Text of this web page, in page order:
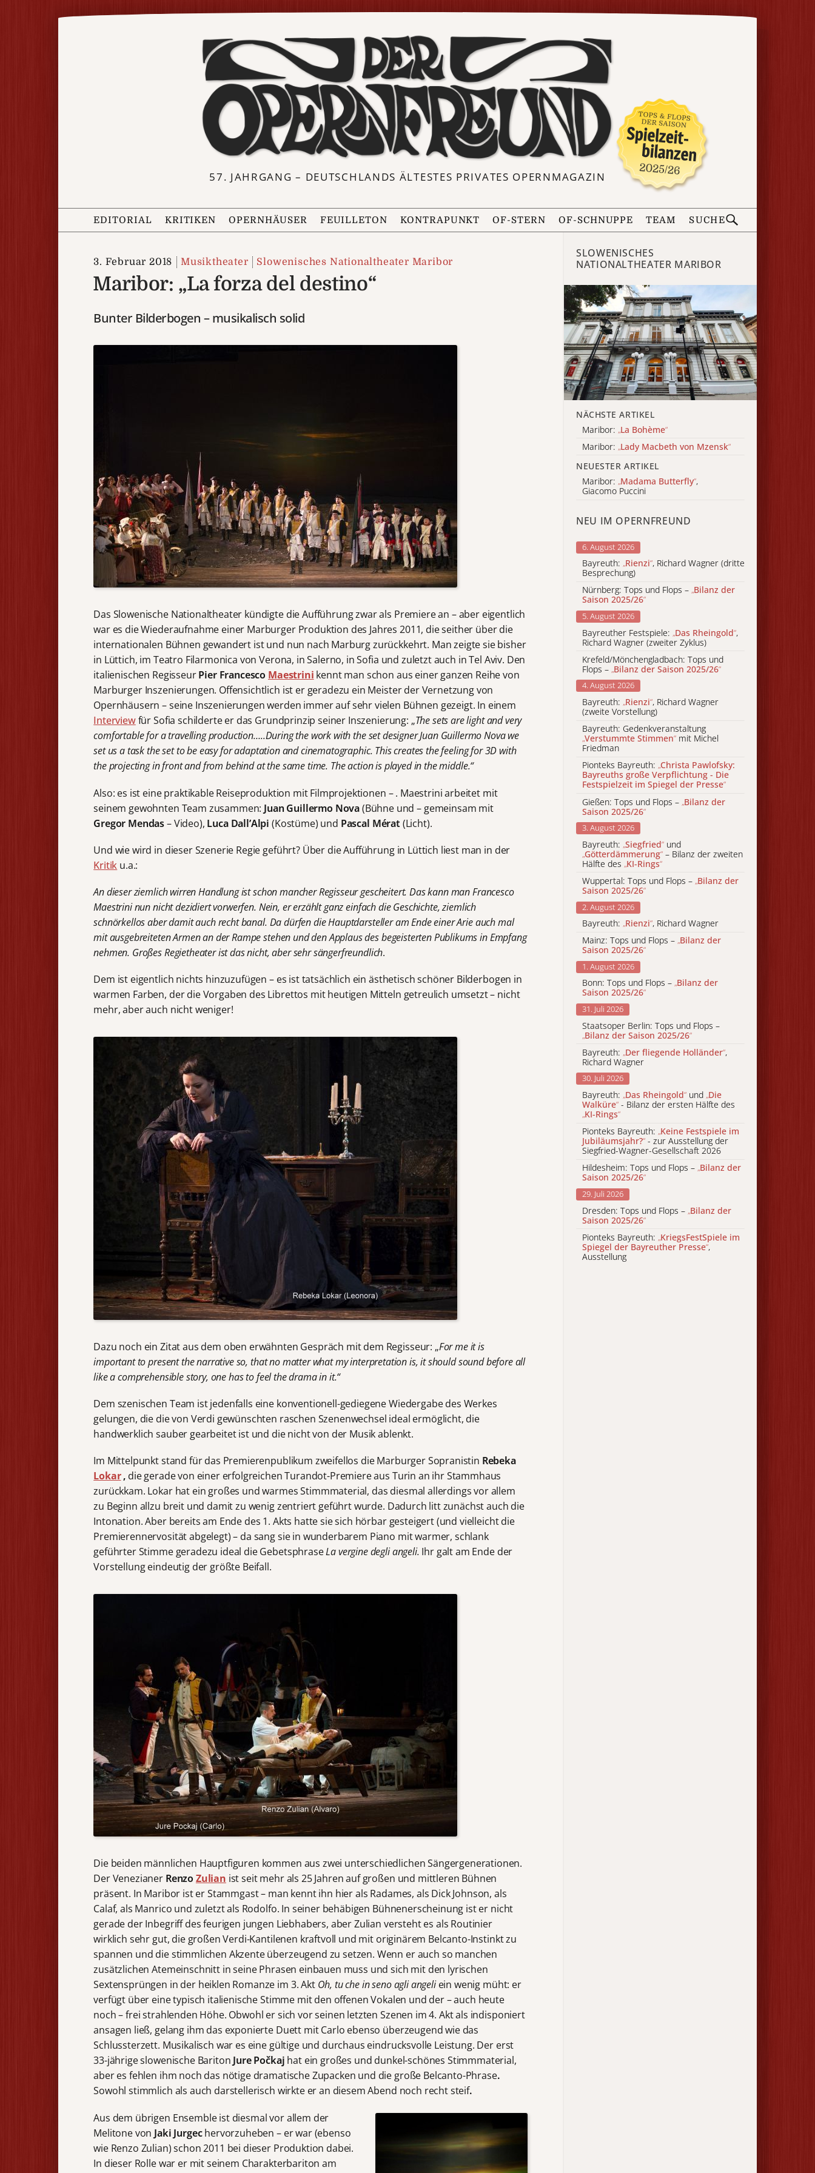
57. JAHRGANG – DEUTSCHLANDS ÄLTESTES PRIVATES OPERNMAGAZIN
EDITORIAL KRITIKEN OPERNHÄUSER FEUILLETON KONTRAPUNKT OF-STERN OF-SCHNUPPE TEAM SUCHE
3. Februar 2018 Musiktheater Slowenisches Nationaltheater Maribor
Maribor: „La forza del destino“
Bunter Bilderbogen – musikalisch solid
Das Slowenische Nationaltheater kündigte die Aufführung zwar als Premiere an – aber eigentlich
war es die Wiederaufnahme einer Marburger Produktion des Jahres 2011, die seither über die
internationalen Bühnen gewandert ist und nun nach Marburg zurückkehrt. Man zeigte sie bisher
in Lüttich, im Teatro Filarmonica von Verona, in Salerno, in Sofia und zuletzt auch in Tel Aviv. Den
italienischen RegisseurPier Francesco Maestrini kennt man schon aus einer ganzen Reihe von
Marburger Inszenierungen. Offensichtlich ist er geradezu ein Meister der Vernetzung von
Opernhäusern – seine Inszenierungen werden immer auf sehr vielen Bühnen gezeigt. In einem
Interviewfür Sofia schilderte er das Grundprinzip seiner Inszenierung: „The sets are light and very
comfortable for a travelling production…..During the work with the set designer Juan Guillermo Nova we
set us a task the set to be easy for adaptation and cinematographic. This creates the feeling for 3D with
the projecting in front and from behind at the same time. The action is played in the middle.“
Also: es ist eine praktikable Reiseproduktion mit Filmprojektionen – . Maestrini arbeitet mit
seinem gewohnten Team zusammen: Juan Guillermo Nova(Bühne und – gemeinsam mit
Gregor Mendas– Video), Luca Dall’Alpi (Kostüme) und Pascal Mérat(Licht).
Und wie wird in dieser Szenerie Regie geführt? Über die Aufführung in Lüttich liest man in der
Kritik u.a.:
An dieser ziemlich wirren Handlung ist schon mancher Regisseur gescheitert. Das kann man Francesco
Maestrini nun nicht dezidiert vorwerfen. Nein, er erzählt ganz einfach die Geschichte, ziemlich
schnörkellos aber damit auch recht banal. Da dürfen die Hauptdarsteller am Ende einer Arie auch mal
mit ausgebreiteten Armen an der Rampe stehen und den Applaus des begeisterten Publikums in Empfang
nehmen. Großes Regietheater ist das nicht, aber sehr sängerfreundlich.
Dem ist eigentlich nichts hinzuzufügen – es ist tatsächlich ein ästhetisch schöner Bilderbogen in
warmen Farben, der die Vorgaben des Librettos mit heutigen Mitteln getreulich umsetzt – nicht
mehr, aber auch nicht weniger!
Dazu noch ein Zitat aus dem oben erwähnten Gespräch mit dem Regisseur: „For me it is
important to present the narrative so, that no matter what my interpretation is, it should sound before all
like a comprehensible story, one has to feel the drama in it.“
Dem szenischen Team ist jedenfalls eine konventionell-gediegene Wiedergabe des Werkes
gelungen, die die von Verdi gewünschten raschen Szenenwechsel ideal ermöglicht, die
handwerklich sauber gearbeitet ist und die nicht von der Musik ablenkt.
Im Mittelpunkt stand für das Premierenpublikum zweifellos die Marburger Sopranistin Rebeka
Lokar, die gerade von einer erfolgreichen Turandot-Premiere aus Turin an ihr Stammhaus
zurückkam. Lokar hat ein großes und warmes Stimmmaterial, das diesmal allerdings vor allem
zu Beginn allzu breit und damit zu wenig zentriert geführt wurde. Dadurch litt zunächst auch die
Intonation. Aber bereits am Ende des 1. Akts hatte sie sich hörbar gesteigert (und vielleicht die
Premierennervosität abgelegt) – da sang sie in wunderbarem Piano mit warmer, schlank
geführter Stimme geradezu ideal die GebetsphraseLa vergine degli angeli. Ihr galt am Ende der
Vorstellung eindeutig der größte Beifall.
Die beiden männlichen Hauptfiguren kommen aus zwei unterschiedlichen Sängergenerationen.
Der Venezianer Renzo Zulian ist seit mehr als 25 Jahren auf großen und mittleren Bühnen
präsent. In Maribor ist er Stammgast – man kennt ihn hier als Radames, als Dick Johnson, als
Calaf, als Manrico und zuletzt als Rodolfo. In seiner behäbigen Bühnenerscheinung ist er nicht
gerade der Inbegriff des feurigen jungen Liebhabers, aber Zulian versteht es als Routinier
wirklich sehr gut, die großen Verdi-Kantilenen kraftvoll und mit originärem Belcanto-Instinkt zu
spannen und die stimmlichen Akzente überzeugend zu setzen. Wenn er auch so manchen
zusätzlichen Atemeinschnitt in seine Phrasen einbauen muss und sich mit den lyrischen
Sextensprüngen in der heiklen Romanze im 3. Akt Oh, tu che in seno agli angeliein wenig müht: er
verfügt über eine typisch italienische Stimme mit den offenen Vokalen und der – auch heute
noch – frei strahlenden Höhe. Obwohl er sich vor seinen letzten Szenen im 4. Akt als indisponiert
ansagen ließ, gelang ihm das exponierte Duett mit Carlo ebenso überzeugend wie das
Schlussterzett. Musikalisch war es eine gültige und durchaus eindrucksvolle Leistung. Der erst
33-jährige slowenische Bariton Jure Počkaj hat ein großes und dunkel-schönes Stimmmaterial,
aber es fehlen ihm noch das nötige dramatische Zupacken und die große Belcanto-Phrase.
Sowohl stimmlich als auch darstellerisch wirkte er an diesem Abend noch recht steif.
Aus dem übrigen Ensemble ist diesmal vor allem der
Melitone von Jaki Jurgechervorzuheben – er war (ebenso
wie Renzo Zulian) schon 2011 bei dieser Produktion dabei.
In dieser Rolle war er mit seinem Charakterbariton am
SLOWENISCHES
NATIONALTHEATER MARIBOR
NÄCHSTE ARTIKEL
Maribor: „La Bohème“
Maribor: „Lady Macbeth von Mzensk“
NEUESTER ARTIKEL
Maribor: „Madama Butterfly“,
Giacomo Puccini
NEU IM OPERNFREUND
6. August 2026
Bayreuth: „Rienzi“, Richard Wagner (dritte
Besprechung)
Nürnberg: Tops und Flops – „Bilanz der
Saison 2025/26“
5. August 2026
Bayreuther Festspiele: „Das Rheingold“,
Richard Wagner (zweiter Zyklus)
Krefeld/Mönchengladbach: Tops und
Flops – „Bilanz der Saison 2025/26“
4. August 2026
Bayreuth: „Rienzi“, Richard Wagner
(zweite Vorstellung)
Bayreuth: Gedenkveranstaltung
„Verstummte Stimmen“ mit Michel
Friedman
Pionteks Bayreuth: „Christa Pawlofsky:
Bayreuths große Verpflichtung - Die
Festspielzeit im Spiegel der Presse“
Gießen: Tops und Flops – „Bilanz der
Saison 2025/26“
3. August 2026
Bayreuth: „Siegfried“ und
„Götterdämmerung“ – Bilanz der zweiten
Hälfte des „KI-Rings“
Wuppertal: Tops und Flops – „Bilanz der
Saison 2025/26“
2. August 2026
Bayreuth: „Rienzi“, Richard Wagner
Mainz: Tops und Flops – „Bilanz der
Saison 2025/26“
1. August 2026
Bonn: Tops und Flops – „Bilanz der
Saison 2025/26“
31. Juli 2026
Staatsoper Berlin: Tops und Flops –
„Bilanz der Saison 2025/26“
Bayreuth: „Der fliegende Holländer“,
Richard Wagner
30. Juli 2026
Bayreuth: „Das Rheingold“ und „Die
Walküre“ - Bilanz der ersten Hälfte des
„KI-Rings“
Pionteks Bayreuth: „Keine Festspiele im
Jubiläumsjahr?“ - zur Ausstellung der
Siegfried-Wagner-Gesellschaft 2026
Hildesheim: Tops und Flops – „Bilanz der
Saison 2025/26“
29. Juli 2026
Dresden: Tops und Flops – „Bilanz der
Saison 2025/26“
Pionteks Bayreuth: „KriegsFestSpiele im
Spiegel der Bayreuther Presse“,
Ausstellung